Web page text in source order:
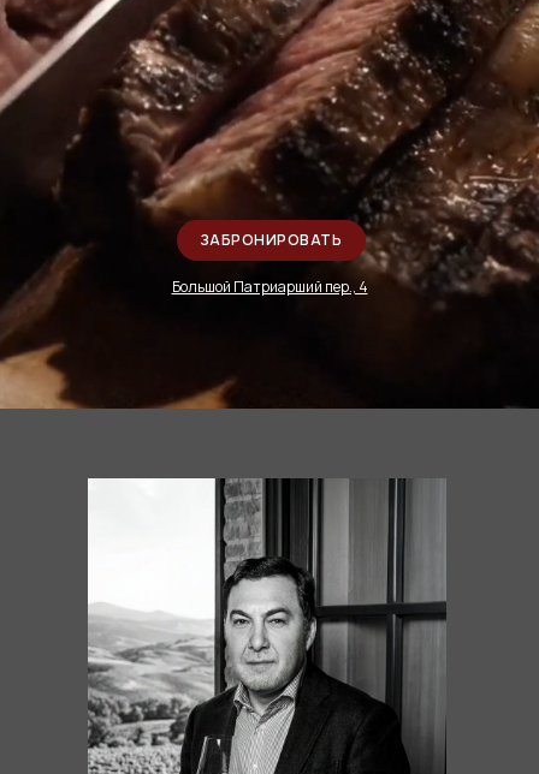
ЗАБРОНИРОВАТЬ
Большой Патриарший пер., 4